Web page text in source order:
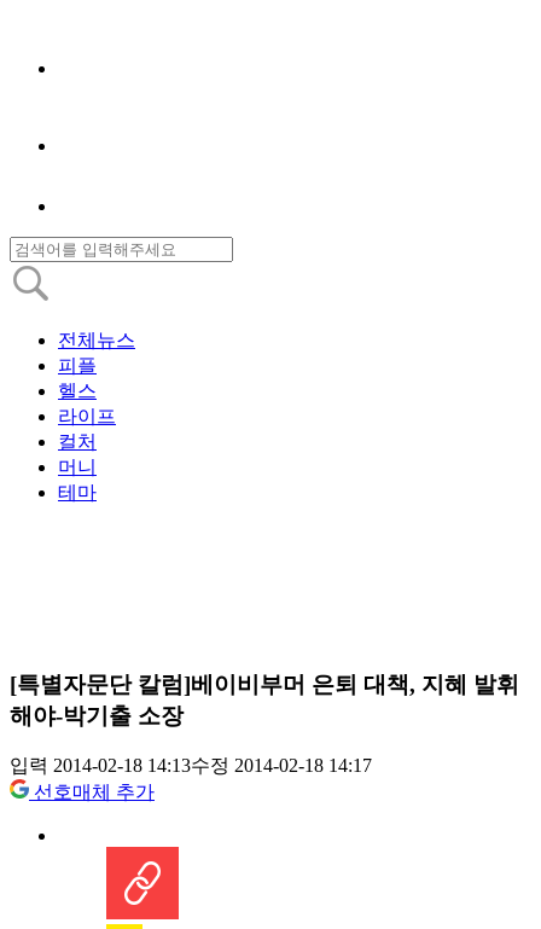
전체뉴스
피플
헬스
라이프
컬처
머니
테마
[특별자문단 칼럼]베이비부머 은퇴 대책, 지혜 발휘
해야-박기출 소장
입력 2014-02-18 14:13수정 2014-02-18 14:17
선호매체 추가